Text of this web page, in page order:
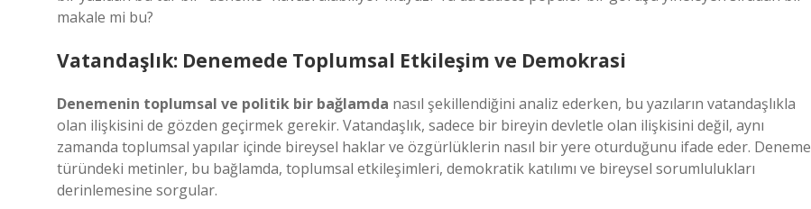
makale mi bu?
Vatandaşlık: Denemede Toplumsal Etkileşim ve Demokrasi
Denemenin toplumsal ve politik bir bağlamda nasıl şekillendiğini analiz ederken, bu yazıların vatandaşlıkla
olan ilişkisini de gözden geçirmek gerekir. Vatandaşlık, sadece bir bireyin devletle olan ilişkisini değil, aynı
zamanda toplumsal yapılar içinde bireysel haklar ve özgürlüklerin nasıl bir yere oturduğunu ifade eder. Deneme
türündeki metinler, bu bağlamda, toplumsal etkileşimleri, demokratik katılımı ve bireysel sorumlulukları
derinlemesine sorgular.